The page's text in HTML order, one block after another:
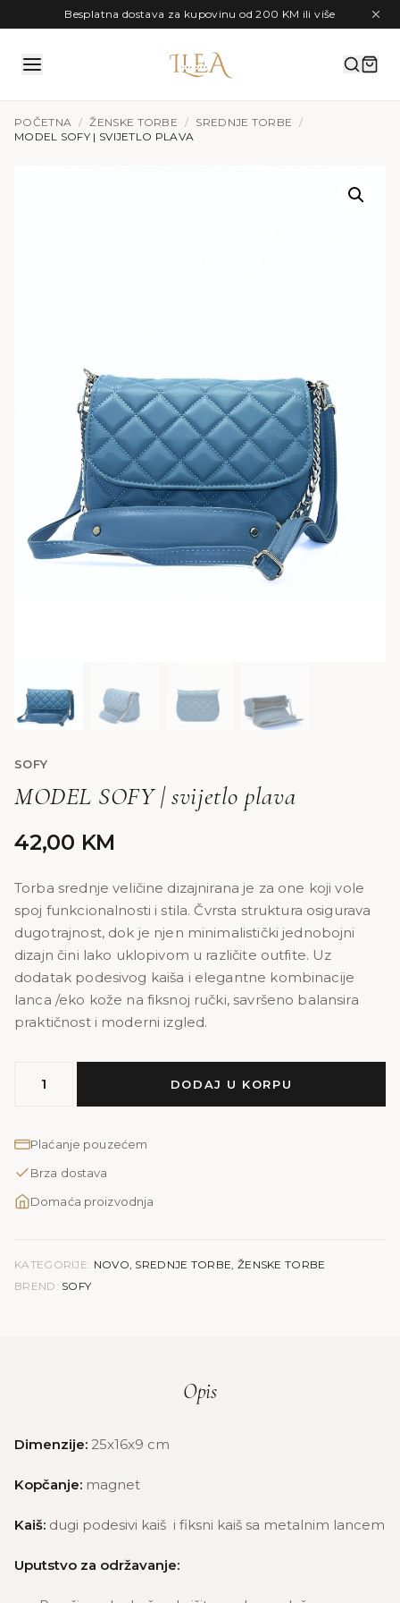
Preskoči na sadržajBesplatna dostava za kupovinu od 200 KM ili više
POČETNA / ŽENSKE TORBE / SREDNJE TORBE
/
MODEL SOFY | SVIJETLO PLAVA
SOFY
MODEL SOFY | svijetlo plava
42,00 KM
Torba srednje veličine dizajnirana je za one koji vole
spoj funkcionalnosti i stila. Čvrsta struktura osigurava
dugotrajnost, dok je njen minimalistički jednobojni
dizajn čini lako uklopivom u različite outfite. Uz
dodatak podesivog kaiša i elegantne kombinacije
lanca /eko kože na fiksnoj ručki, savršeno balansira
praktičnost i moderni izgled.
SOFY
svijetlo
količina
DODAJ U KORPU
Plaćanje pouzećem
Brza dostava
Domaća proizvodnja
KATEGORIJE: NOVO, SREDNJE TORBE, ŽENSKE TORBE
BREND: SOFY
Opis
Dimenzije: 25x16x9 cm
Kopčanje: magnet
Kaiš: dugi podesivi kaiš i fiksni kaiš sa metalnim lancem
Uputstvo za održavanje: